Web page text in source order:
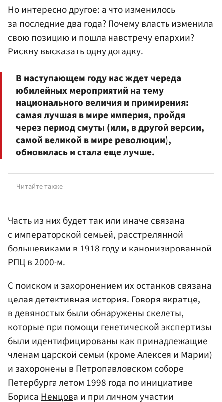
Но интересно другое: а что изменилось
за последние два года? Почему власть изменила
свою позицию и пошла навстречу епархии?
Рискну высказать одну догадку.
В наступающем году нас ждет череда
юбилейных мероприятий на тему
национального величия и примирения:
самая лучшая в мире империя, пройдя
через период смуты (или, в другой версии,
самой великой в мире революции),
обновилась и стала еще лучше.
Читайте также
Часть из них будет так или иначе связана
с императорской семьей, расстрелянной
большевиками в 1918 году и канонизированной
РПЦ в 2000-м.
С поиском и захоронением их останков связана
целая детективная история. Говоря вкратце,
в девяностых были обнаружены скелеты,
которые при помощи генетической экспертизы
были идентифицированы как принадлежащие
членам царской семьи (кроме Алексея и Марии)
и захоронены в Петропавловском соборе
Петербурга летом 1998 года по инициативе
БорисаНемцова и при личном участии